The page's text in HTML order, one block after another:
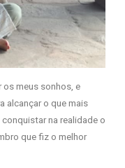
meus sonhos, e
alcançar o que mais
na realidade o
que fiz o melhor